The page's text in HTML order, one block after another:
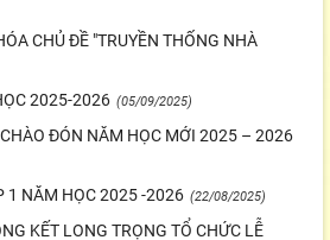
CHỦ ĐỀ "TRUYỀN THỐNG NHÀ
2025-2026 (05/09/2025)
ĐÓN NĂM HỌC MỚI 2025 – 2026
1 NĂM HỌC 2025 -2026 (22/08/2025)
KẾT LONG TRỌNG TỔ CHỨC LỄ